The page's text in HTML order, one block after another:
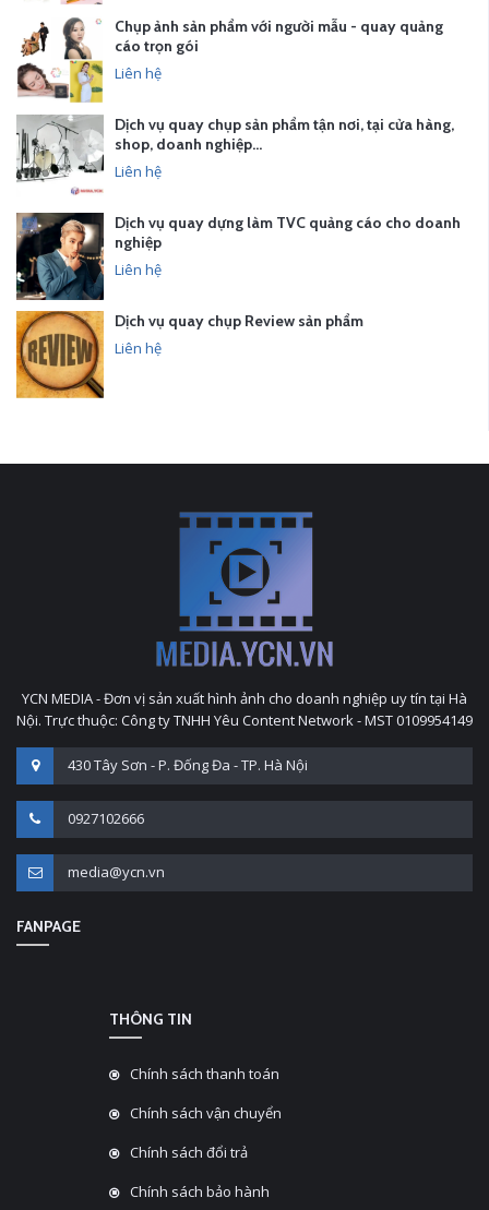
Chụp ảnh sản phẩm với người mẫu - quay quảng
cáo trọn gói
Liên hệ
Dịch vụ quay chụp sản phẩm tận nơi, tại cửa hàng,
shop, doanh nghiệp…
Liên hệ
Dịch vụ quay dựng làm TVC quảng cáo cho doanh
nghiệp
Liên hệ
Dịch vụ quay chụp Review sản phẩm
Liên hệ
YCN MEDIA - Đơn vị sản xuất hình ảnh cho doanh nghiệp uy tín tại Hà
Nội. Trực thuộc: Công ty TNHH Yêu Content Network - MST 0109954149
430 Tây Sơn - P. Đống Đa - TP. Hà Nội
0927102666
media@ycn.vn
FANPAGE
THÔNG TIN
Chính sách thanh toán
Chính sách vận chuyển
Chính sách đổi trả
Chính sách bảo hành